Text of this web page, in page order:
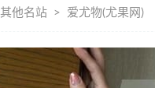
其他名站 爱尤物(尤果网)